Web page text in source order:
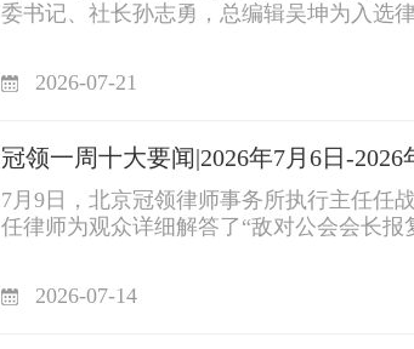
委书记、社长孙志勇，总编辑吴坤为入选
2026-07-21
冠领一周十大要闻|2026年7月6日-2026
7月9日，北京冠领律师事务所执行主任任
任律师为观众详细解答了“敌对公会会长
2026-07-14